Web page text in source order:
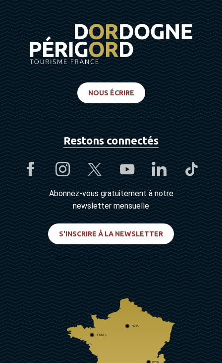
NOUS ÉCRIRE
Restons connectés
Abonnez-vous gratuitement à notre
newsletter mensuelle
S'INSCRIRE À LA NEWSLETTER
PARIS
RENNES
LYON